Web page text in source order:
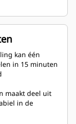
krijgt u
in het Cat
kunt u
Cat dealer.
kan één
in 15 minuten
maakt deel uit
in de